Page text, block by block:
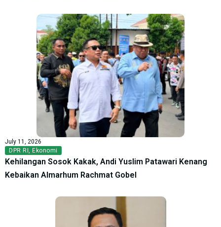
July 11, 2026
DPR RI Ekonomi
Kehilangan Sosok Kakak, Andi Yuslim Patawari Kenang
Kebaikan Almarhum Rachmat Gobel